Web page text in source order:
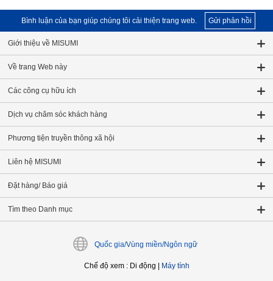
Bình luận của bạn giúp chúng tôi cải thiện trang web. Gửi phản hồi
Giới thiệu về MISUMI
Về trang Web này
Các công cụ hữu ích
Dịch vụ chăm sóc khách hàng
Phương tiện truyền thông xã hội
Liên hệ MISUMI
Đặt hàng/ Báo giá
Tìm theo Danh mục
Quốc gia/Vùng miền/Ngôn ngữ
Chế độ xem: Di động Máy tính